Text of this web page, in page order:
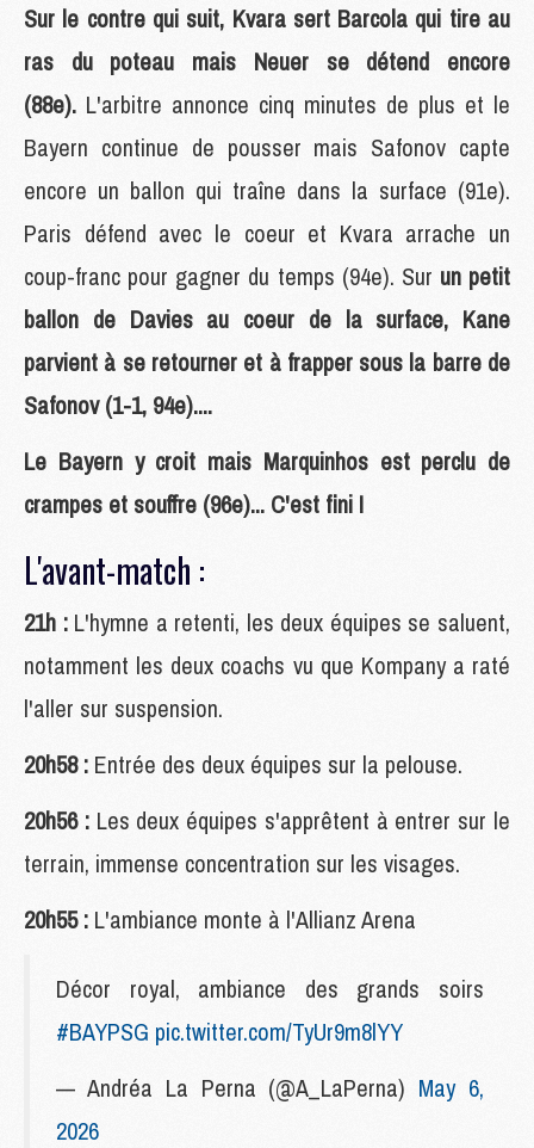
Sur le contre qui suit, Kvara sert Barcola qui tire au
ras du poteau mais Neuer se détend encore
(88e). L'arbitre annonce cinq minutes de plus et le
Bayern continue de pousser mais Safonov capte
encore un ballon qui traîne dans la surface (91e).
Paris défend avec le coeur et Kvara arrache un
coup-franc pour gagner du temps (94e). Sur un petit
ballon de Davies au coeur de la surface, Kane
parvient à se retourner et à frapper sous la barre de
Safonov (1-1, 94e)....
Le Bayern y croit mais Marquinhos est perclu de
crampes et souffre (96e)... C'est fini !
L'avant-match :
21h : L'hymne a retenti, les deux équipes se saluent,
notamment les deux coachs vu que Kompany a raté
l'aller sur suspension.
20h58 : Entrée des deux équipes sur la pelouse.
20h56 : Les deux équipes s'apprêtent à entrer sur le
terrain, immense concentration sur les visages.
20h55 : L'ambiance monte à l'Allianz Arena
Décor royal, ambiance des grands soirs
#BAYPSG pic.twitter.com/TyUr9m8lYY
— Andréa La Perna (@A_LaPerna) May 6,
2026